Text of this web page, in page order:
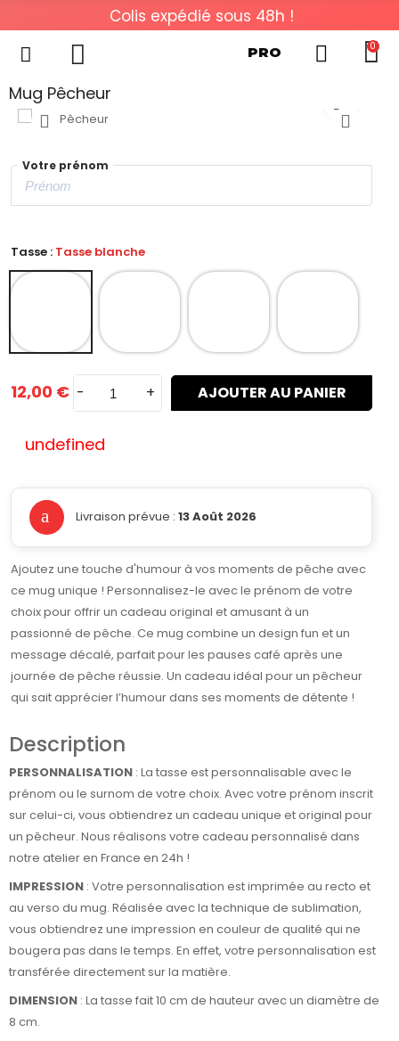
Colis expédié sous 48h !
PRO 0
Mug Pêcheur
Votre prénom
Tasse : Tasse blanche
12,00 € - + AJOUTER AU PANIER
undefined
Livraison prévue : 13 Août 2026
Ajoutez une touche d'humour à vos moments de pêche avec
ce mug unique ! Personnalisez-le avec le prénom de votre
choix pour offrir un cadeau original et amusant à un
passionné de pêche. Ce mug combine un design fun et un
message décalé, parfait pour les pauses café après une
journée de pêche réussie. Un cadeau idéal pour un pêcheur
qui sait apprécier l’humour dans ses moments de détente !
Description
PERSONNALISATION : La tasse est personnalisable avec le
prénom ou le surnom de votre choix. Avec votre prénom inscrit
sur celui-ci, vous obtiendrez un cadeau unique et original pour
un pêcheur. Nous réalisons votre cadeau personnalisé dans
notre atelier en France en 24h !
IMPRESSION : Votre personnalisation est imprimée au recto et
au verso du mug. Réalisée avec la technique de sublimation,
vous obtiendrez une impression en couleur de qualité qui ne
bougera pas dans le temps. En effet, votre personnalisation est
transférée directement sur la matière.
DIMENSION : La tasse fait 10 cm de hauteur avec un diamètre de
8 cm.